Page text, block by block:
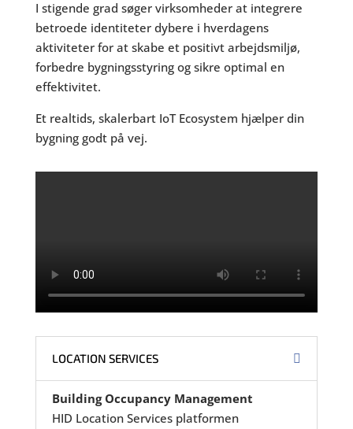
I stigende grad søger virksomheder at integrere
betroede identiteter dybere i hverdagens
aktiviteter for at skabe et positivt arbejdsmiljø,
forbedre bygningsstyring og sikre optimal en
effektivitet.
Et realtids, skalerbart IoT Ecosystem hjælper din
bygning godt på vej.
LOCATION SERVICES
Building Occupancy Management
HID Location Services platformen